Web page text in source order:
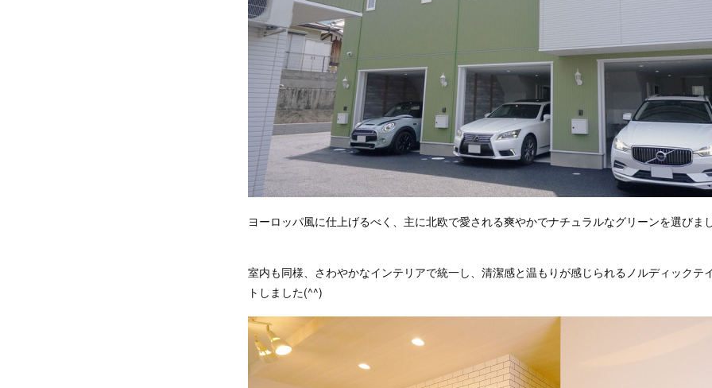
ヨーロッパ風に仕上げるべく、主に北欧で愛される爽やかでナチュラルなグリーンを選びま
室内も同様、さわやかなインテリアで統一し、清潔感と温もりが感じられるノルディックテ
トしました(^^)